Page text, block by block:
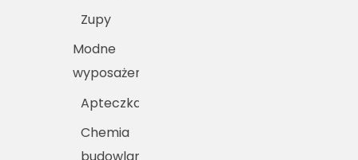
Zupy
Modne
wyposażenie
Apteczka
Chemia